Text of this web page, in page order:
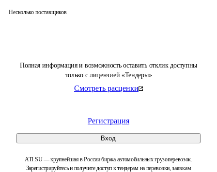
Полная информация и возможность оставить отклик доступны
только с лицензией «Тендеры»
Смотреть расценки
Регистрация
Вход
ATI.SU — крупнейшая в России биржа автомобильных грузоперевозок.
Зарегистрируйтесь и получите доступ к тендерам на перевозки, заявкам
Несколько поставщиков